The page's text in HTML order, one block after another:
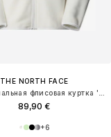
THE NORTH FACE
89,90 €
+6